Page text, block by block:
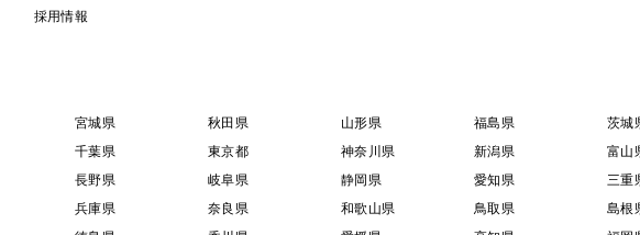
採用情報
宮城県 秋田県 山形県 福島県
茨城
千葉県 東京都 神奈川県 新潟県
富山
長野県 岐阜県 静岡県 愛知県
三重
兵庫県 奈良県 和歌山県 鳥取県
島根